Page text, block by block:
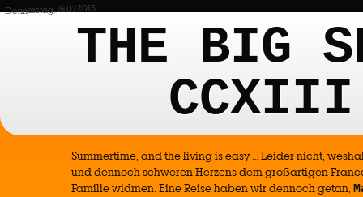
Donnerstag, 16.07.2015
THE BIG
CCXIII
Summertime, and the living is easy … Leider nicht,
und dennoch schweren Herzens dem großartigen
Familie widmen. Eine Reise haben wir dennoch getan,